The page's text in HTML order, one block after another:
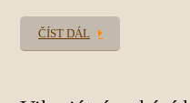
ČÍST DÁL